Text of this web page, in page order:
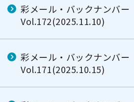
彩メール・バックナンバー
Vol.172(2025.11.10)
彩メール・バックナンバー
Vol.171(2025.10.15)